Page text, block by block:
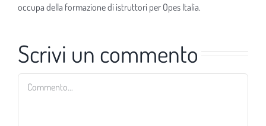
occupa della formazione di istruttori per Opes Italia.
Scrivi un commento
Commento